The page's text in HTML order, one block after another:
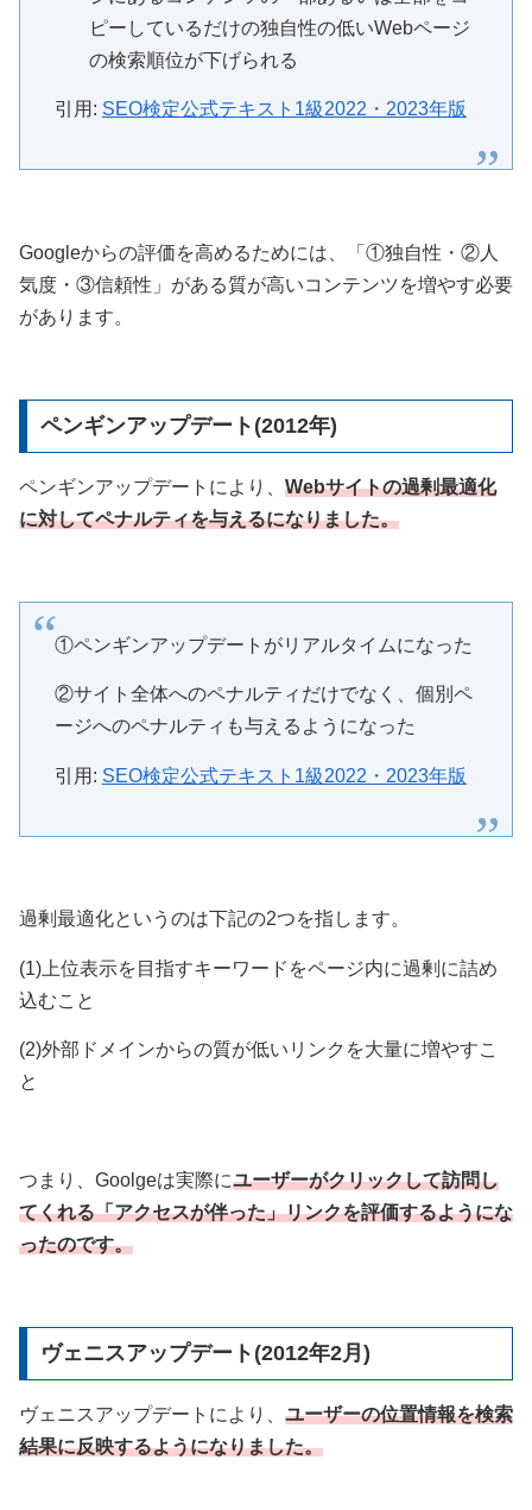
ピーしているだけの独自性の低いWebページ
の検索順位が下げられる
引用: SEO検定公式テキスト1級2022・2023年版
Googleからの評価を高めるためには、「①独自性・②人
気度・③信頼性」がある質が高いコンテンツを増やす必要
があります。
ペンギンアップデート(2012年)
ペンギンアップデートにより、 Webサイトの過剰最適化
に対してペナルティを与えるになりました。
①ペンギンアップデートがリアルタイムになった
②サイト全体へのペナルティだけでなく、個別ペ
ージへのペナルティも与えるようになった
引用: SEO検定公式テキスト1級2022・2023年版
過剰最適化というのは下記の2つを指します。
(1)上位表示を目指すキーワードをページ内に過剰に詰め
込むこと
(2)外部ドメインからの質が低いリンクを大量に増やすこ
と
つまり、Goolgeは実際にユーザーがクリックして訪問し
てくれる「アクセスが伴った」リンクを評価するようにな
ったのです。
ヴェニスアップデート(2012年2月)
ヴェニスアップデートにより、 ユーザーの位置情報を検索
結果に反映するようになりました。